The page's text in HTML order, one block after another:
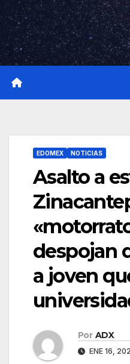
EDOMEX NOTICIAS
Asalto a
despojan
a joven
Por ADX
ENE 16,